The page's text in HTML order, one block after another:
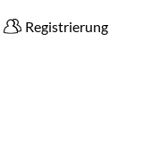
Registrierung